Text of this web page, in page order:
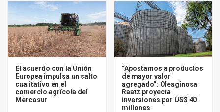
El acuerdo con la Unión
Europea impulsa un salto
cualitativo en el
comercio agrícola del
Mercosur
“Apostamos a productos
de mayor valor
agregado”: Oleaginosa
Raatz proyecta
inversiones por US$ 40
millones